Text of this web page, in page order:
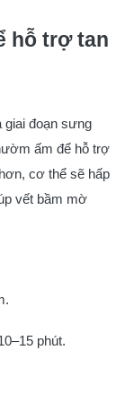
hỗ trợ tan
giai đoạn sưng
ấm để hỗ trợ
cơ thể sẽ hấp
vết bầm mờ
phút.